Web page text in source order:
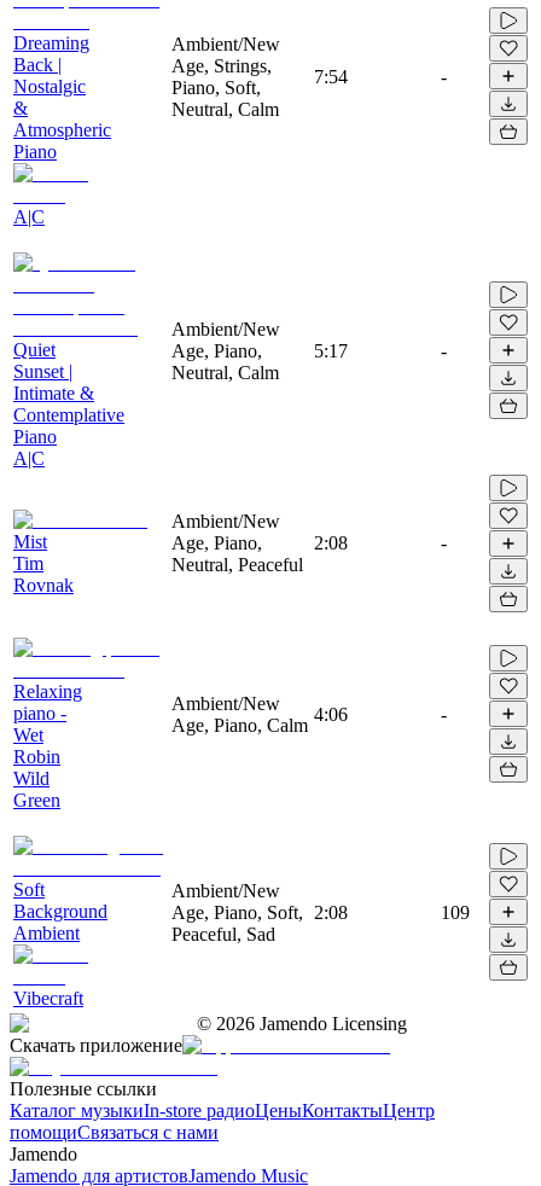
Dreaming
Back |
Nostalgic
&
Atmospheric
Piano
A|C
Ambient/New
Age, Strings,
Piano, Soft,
Neutral, Calm
7:54 -
Quiet
Sunset |
Intimate &
Contemplative
Piano
A|C
Ambient/New
Age, Piano,
Neutral, Calm
5:17 -
Mist
Tim
Rovnak
Ambient/New
Age, Piano,
Neutral, Peaceful
2:08 -
Relaxing
piano -
Wet
Robin
Wild
Green
Ambient/New
Age, Piano, Calm
4:06 -
Soft
Background
Ambient
Vibecraft
Ambient/New
Age, Piano, Soft,
Peaceful, Sad
2:08 109
© 2026 Jamendo Licensing
Скачать приложение
Полезные ссылки
Каталог музыкиIn-store радиоЦеныКонтактыЦентр
помощиСвязаться с нами
Jamendo
Jamendo для артистовJamendo Music